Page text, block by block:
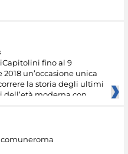
fino al 9
un’occasione unica
la storia degli ultimi
dell’età moderna con